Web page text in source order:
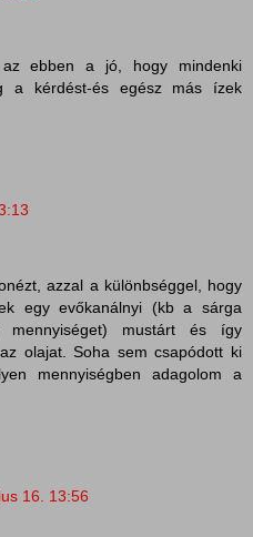
ebben a jó, hogy mindenki
a kérdést-és egész más ízek
azzal a különbséggel, hogy
egy evőkanálnyi (kb a sárga
mennyiséget) mustárt és így
olajat. Soha sem csapódott ki
mennyiségben adagolom a
16. 13:56